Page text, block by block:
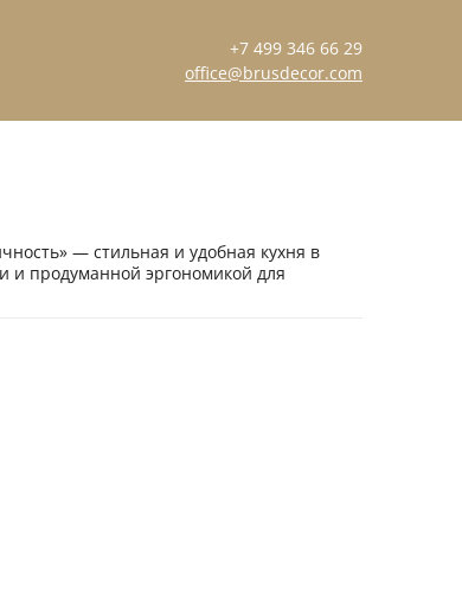
+7 499 346 66 29
office@brusdecor.com
— стильная и удобная кухня в
продуманной эргономикой для